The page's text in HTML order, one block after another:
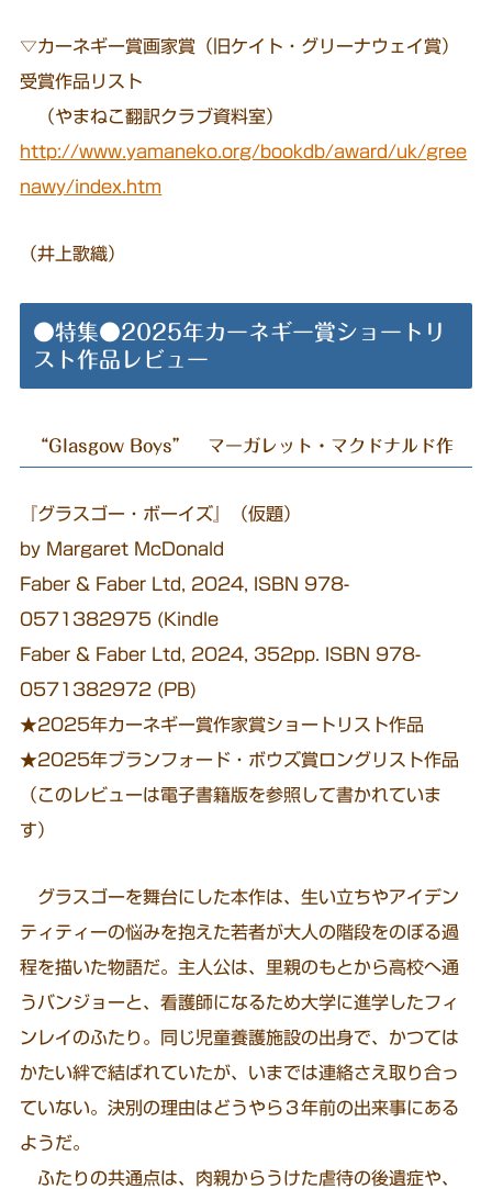
▽カーネギー賞画家賞（旧ケイト・グリーナウェイ賞）
受賞作品リスト
（やまねこ翻訳クラブ資料室）
http://www.yamaneko.org/bookdb/award/uk/gree
nawy/index.htm
（井上歌織）
●特集●2025年カーネギー賞ショートリ
スト作品レビュー
“Glasgow Boys” マーガレット・マクドナルド作
『グラスゴー・ボーイズ』（仮題）
by Margaret McDonald
Faber & Faber Ltd, 2024, ISBN 978-
0571382975 (Kindle
Faber & Faber Ltd, 2024, 352pp. ISBN 978-
0571382972 (PB)
★2025年カーネギー賞作家賞ショートリスト作品
★2025年ブランフォード・ボウズ賞ロングリスト作品
（このレビューは電子書籍版を参照して書かれていま
す）
グラスゴーを舞台にした本作は、生い立ちやアイデン
ティティーの悩みを抱えた若者が大人の階段をのぼる過
程を描いた物語だ。主人公は、里親のもとから高校へ通
うバンジョーと、看護師になるため大学に進学したフィ
ンレイのふたり。同じ児童養護施設の出身で、かつては
かたい絆で結ばれていたが、いまでは連絡さえ取り合っ
ていない。決別の理由はどうやら３年前の出来事にある
ようだ。
ふたりの共通点は、肉親からうけた虐待の後遺症や、